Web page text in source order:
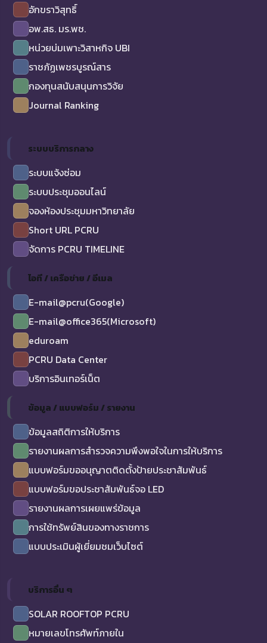
อักขราวิสุทธิ์
อพ.สธ. มร.พช.
หน่วยบ่มเพาะวิสาหกิจ UBI
ราชภัฏเพชรบูรณ์สาร
กองทุนสนับสนุนการวิจัย
Journal Ranking
ระบบบริการกลาง
ระบบแจ้งซ่อม
ระบบประชุมออนไลน์
จองห้องประชุมมหาวิทยาลัย
Short URL PCRU
จัดการ PCRU TIMELINE
ไอที / เครือข่าย / อีเมล
E-mail@pcru(Google)
E-mail@office365(Microsoft)
eduroam
PCRU Data Center
บริการอินเทอร์เน็ต
ข้อมูล / แบบฟอร์ม / รายงาน
ข้อมูลสถิติการให้บริการ
รายงานผลการสำรวจความพึงพอใจในการให้บริการ
แบบฟอร์มขออนุญาตติดตั้งป้ายประชาสัมพันธ์
แบบฟอร์มขอประชาสัมพันธ์จอ LED
รายงานผลการเผยแพร่ข้อมูล
การใช้ทรัพย์สินของทางราชการ
แบบประเมินผู้เยี่ยมชมเว็บไซต์
บริการอื่น ๆ
SOLAR ROOFTOP PCRU
หมายเลขโทรศัพท์ภายใน